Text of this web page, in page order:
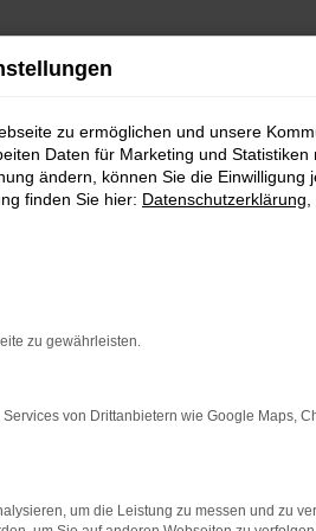
Funktioniert die Seite in einem
sind.
zu ermöglichen und unsere
Daten für Marketing und Statistiken
ändern, können Sie die Einwilligung
finden Sie hier: Datenschutzerklärung
zu gewährleisten.
von Drittanbietern wie Google Maps,
um die Leistung zu messen und zu